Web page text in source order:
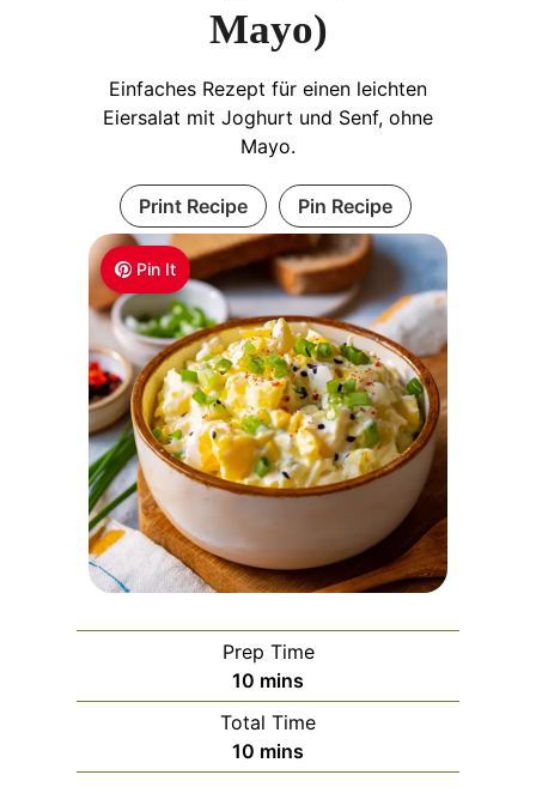
Pin It
Mayo)
Einfaches Rezept für einen leichten
Eiersalat mit Joghurt und Senf, ohne
Mayo.
Print Recipe Pin Recipe
Prep Time
10 m
i
n
u
mins
Total Time
10 m
i
mins